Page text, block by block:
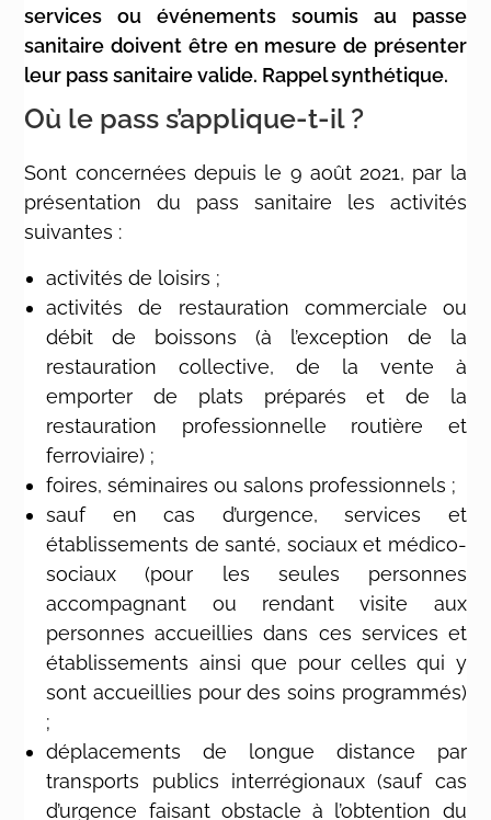
services ou événements soumis au passe
sanitaire doivent être en mesure de présenter
leur pass sanitaire valide. Rappel synthétique.
Où le pass s’applique-t-il ?
Sont concernées depuis le 9 août 2021, par la
présentation du pass sanitaire les activités
suivantes :
activités de loisirs ;
activités de restauration commerciale ou
débit de boissons (à l’exception de la
restauration collective, de la vente à
emporter de plats préparés et de la
restauration professionnelle routière et
ferroviaire) ;
foires, séminaires ou salons professionnels ;
sauf en cas d’urgence, services et
établissements de santé, sociaux et médico-
sociaux (pour les seules personnes
accompagnant ou rendant visite aux
personnes accueillies dans ces services et
établissements ainsi que pour celles qui y
sont accueillies pour des soins programmés)
;
déplacements de longue distance par
transports publics interrégionaux (sauf cas
d’urgence faisant obstacle à l’obtention du